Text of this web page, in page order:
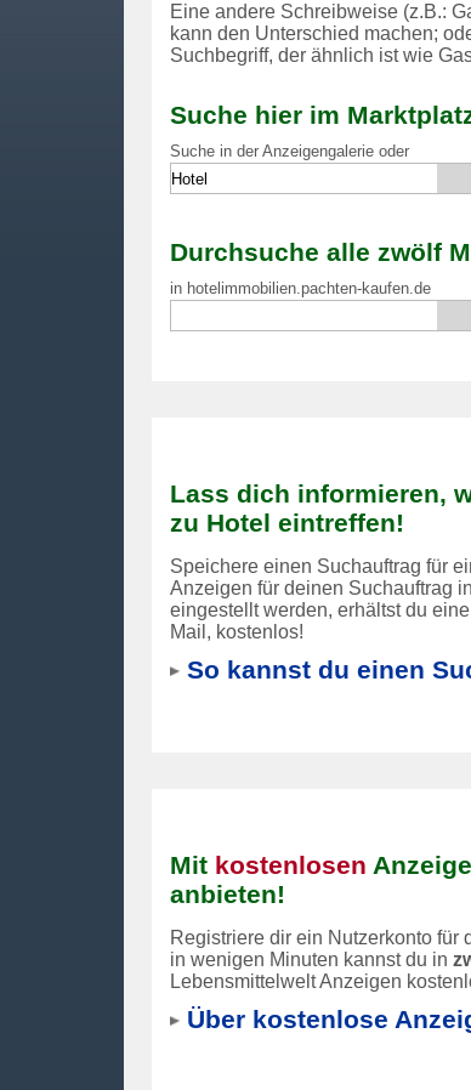
Eine andere Schreibweise (z.B.:
kann den Unterschied machen;
Suchbegriff, der ähnlich ist wie
Suche hier im
Suche in der Anzeigengalerie oder
Durchsuche alle zwölf
in hotelimmobilien.pachten-kaufen.de
Lass dich informieren,
zu Hotel eintreffen!
Speichere einen Suchauftrag für
Anzeigen für deinen Suchauftrag
eingestellt werden, erhältst du
Mail, kostenlos!
So kannst du einen
Mit kostenlosen
anbieten!
Registriere dir ein Nutzerkonto für
in wenigen Minuten kannst du in
Lebensmittelwelt Anzeigen
Über kostenlose